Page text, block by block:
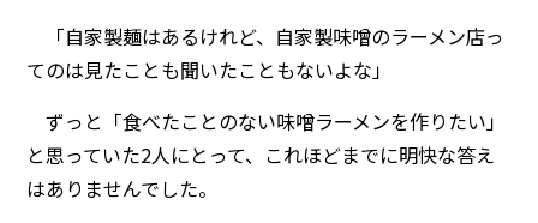
「自家製麺はあるけれど、自家製味噌のラーメン店っ
てのは見たことも聞いたこともないよな」
ずっと「食べたことのない味噌ラーメンを作りたい」
と思っていた2人にとって、これほどまでに明快な答え
はありませんでした。